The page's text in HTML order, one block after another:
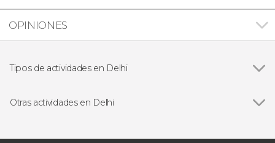
OPINIONES
Tipos de actividades en Delhi
Excursiones de un día
Otras actividades en Delhi
Free tour por Delhi